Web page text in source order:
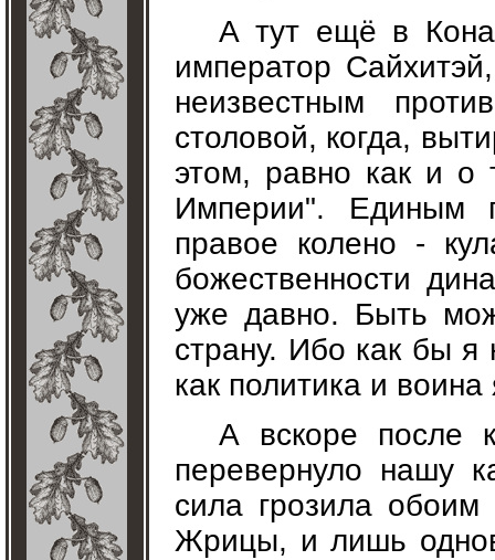
А тут ещё в
император
неизвестным
столовой, когда,
этом, равно как и о
Империи". Единым
правое колено -
божественности
уже давно. Быть
страну. Ибо как бы я
как политика и воина
А вскоре после
перевернуло нашу
сила грозила
Жрицы, и лишь